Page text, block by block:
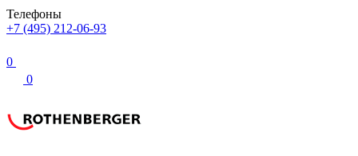
Телефоны
+7 (495) 212-06-93
0
0